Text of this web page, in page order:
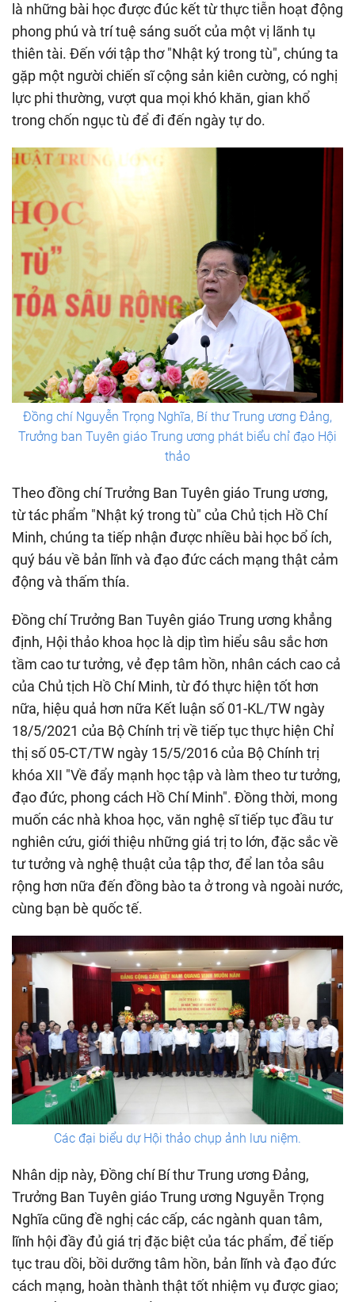
là những bài học được đúc kết từ thực tiễn hoạt động
phong phú và trí tuệ sáng suốt của một vị lãnh tụ
thiên tài. Đến với tập thơ "Nhật ký trong tù", chúng ta
gặp một người chiến sĩ cộng sản kiên cường, có nghị
lực phi thường, vượt qua mọi khó khăn, gian khổ
trong chốn ngục tù để đi đến ngày tự do.
Đồng chí Nguyễn Trọng Nghĩa, Bí thư Trung ương Đảng,
Trưởng ban Tuyên giáo Trung ương phát biểu chỉ đạo Hội
thảo
Theo đồng chí Trưởng Ban Tuyên giáo Trung ương,
từ tác phẩm "Nhật ký trong tù" của Chủ tịch Hồ Chí
Minh, chúng ta tiếp nhận được nhiều bài học bổ ích,
quý báu về bản lĩnh và đạo đức cách mạng thật cảm
động và thấm thía.
Đồng chí Trưởng Ban Tuyên giáo Trung ương khẳng
định, Hội thảo khoa học là dịp tìm hiểu sâu sắc hơn
tầm cao tư tưởng, vẻ đẹp tâm hồn, nhân cách cao cả
của Chủ tịch Hồ Chí Minh, từ đó thực hiện tốt hơn
nữa, hiệu quả hơn nữa Kết luận số 01-KL/TW ngày
18/5/2021 của Bộ Chính trị về tiếp tục thực hiện Chỉ
thị số 05-CT/TW ngày 15/5/2016 của Bộ Chính trị
khóa XII "Về đẩy mạnh học tập và làm theo tư tưởng,
đạo đức, phong cách Hồ Chí Minh". Đồng thời, mong
muốn các nhà khoa học, văn nghệ sĩ tiếp tục đầu tư
nghiên cứu, giới thiệu những giá trị to lớn, đặc sắc về
tư tưởng và nghệ thuật của tập thơ, để lan tỏa sâu
rộng hơn nữa đến đồng bào ta ở trong và ngoài nước,
cùng bạn bè quốc tế.
Các đại biểu dự Hội thảo chụp ảnh lưu niệm.
Nhân dịp này, Đồng chí Bí thư Trung ương Đảng,
Trưởng Ban Tuyên giáo Trung ương Nguyễn Trọng
Nghĩa cũng đề nghị các cấp, các ngành quan tâm,
lĩnh hội đầy đủ giá trị đặc biệt của tác phẩm, để tiếp
tục trau dồi, bồi dưỡng tâm hồn, bản lĩnh và đạo đức
cách mạng, hoàn thành thật tốt nhiệm vụ được giao;